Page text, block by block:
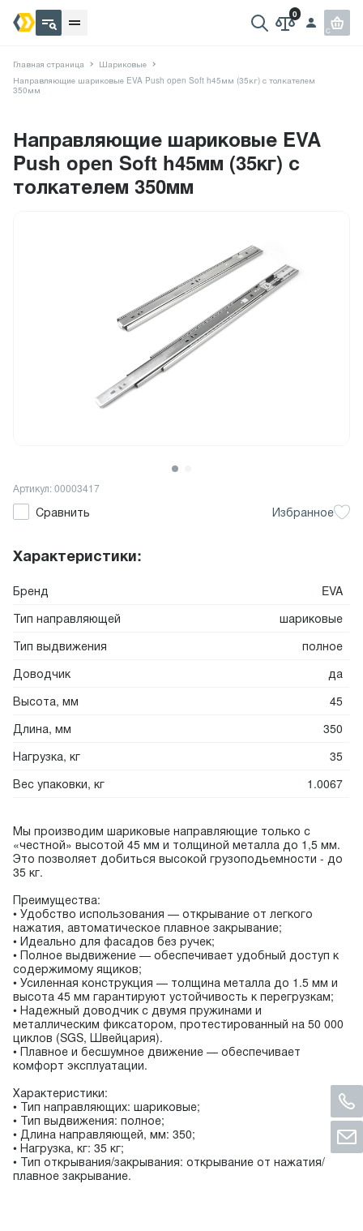
Главная страница
Шариковые
Направляющие шариковые EVA Push open Soft h45мм (35кг) с толкателем
350мм
Направляющие шариковые EVA
Push open Soft h45мм (35кг) с
толкателем 350мм
Сравнить Избранное
Артикул: 00003417
Характеристики:
Бренд
EVA
Тип направляющей
шариковые
Тип выдвижения
полное
Доводчик
да
Высота, мм
45
Длина, мм
350
Нагрузка, кг
35
Вес упаковки, кг
1.0067
Мы производим шариковые направляющие только с
«честной» высотой 45 мм и толщиной металла до 1,5 мм.
Это позволяет добиться высокой грузоподьемности - до
35 кг.
Преимущества:
• Удобство использования — открывание от легкого
нажатия, автоматическое плавное закрывание;
• Идеально для фасадов без ручек;
• Полное выдвижение — обеспечивает удобный доступ к
содержимому ящиков;
• Усиленная конструкция — толщина металла до 1.5 мм и
высота 45 мм гарантируют устойчивость к перегрузкам;
• Надежный доводчик с двумя пружинами и
металлическим фиксатором, протестированный на 50 000
циклов (SGS, Швейцария).
• Плавное и бесшумное движение — обеспечивает
комфорт эксплуатации.
Характеристики:
• Тип направляющих: шариковые;
• Тип выдвижения: полное;
• Длина направляющей, мм: 350;
• Нагрузка, кг: 35 кг;
• Тип открывания/закрывания: открывание от нажатия/
плавное закрывание.